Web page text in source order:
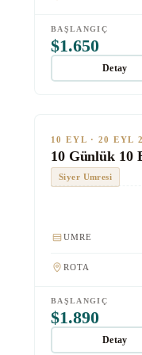
BAŞLANGIÇ
$1.650
Detay
10 EYL · 20 EYL
10 Günlük 10
Siyer Umresi
UMRE
ROTA
BAŞLANGIÇ
$1.890
Detay